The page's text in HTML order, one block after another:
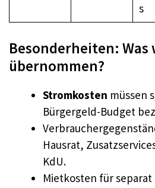
s
Besonderheiten:
übernommen?
Stromkosten müssen
Bürgergeld-Budget
Hausrat,
KdU.
Mietkosten für